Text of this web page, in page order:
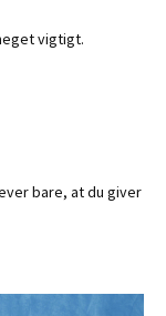
vigtigt.
bare, at du giver